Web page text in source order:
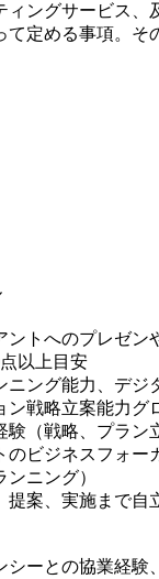
ィングサービス、
て定める事項。そ
ントへのプレゼン
以上目安
ニング能力、デジ
ン戦略立案能力グ
験（戦略、プラン
のビジネスフォー
ニング）
提案、実施まで自
シーとの協業経験